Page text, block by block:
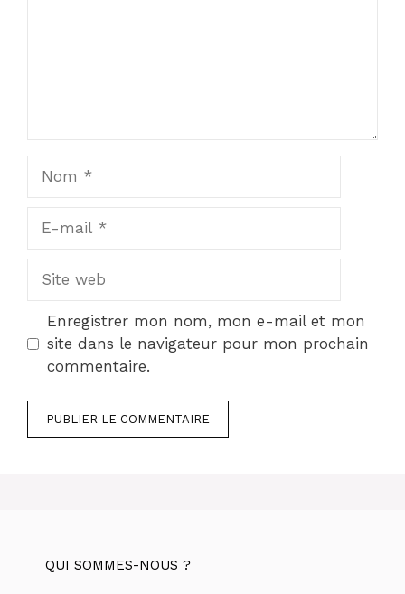
mail
web
Enregistrer mon nom, mon e-mail et mon
site dans le navigateur pour mon prochain
commentaire.
QUI SOMMES-NOUS ?